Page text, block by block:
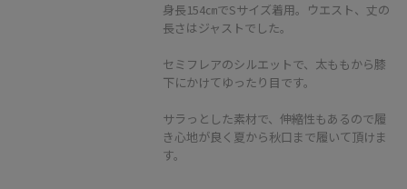
身長154㎝でSサイズ着用。ウエスト、丈の
長さはジャストでした。
セミフレアのシルエットで、太ももから膝
下にかけてゆったり目です。
サラっとした素材で、伸縮性もあるので履
き心地が良く夏から秋口まで履いて頂けま
す。